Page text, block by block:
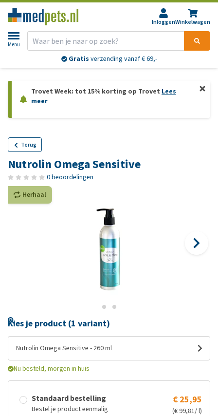
InloggenWinkelwagen
Menu
Gratis verzending vanaf € 69,-
Trovet Week: tot 15% korting op Trovet Lees
meer
Terug
Nutrolin Omega Sensitive
0 beoordelingen
Herhaal
Kies je product (1 variant)
Nutrolin Omega Sensitive - 260 ml
Nu besteld, morgen in huis
Standaard bestelling
Bestel je product eenmalig
€ 25,95
(€ 99,81/ l)